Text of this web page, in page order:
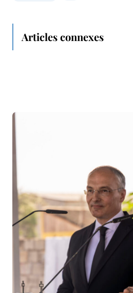
Articles connexes